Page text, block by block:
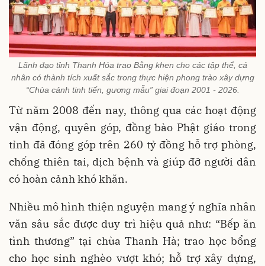
Lãnh đạo tỉnh Thanh Hóa trao Bằng khen cho các tập thể, cá
nhân có thành tích xuất sắc trong thực hiện phong trào xây dựng
“Chùa cảnh tinh tiến, gương mẫu” giai đoạn 2001 - 2026.
Từ năm 2008 đến nay, thông qua các hoạt động
vận động, quyên góp, đồng bào Phật giáo trong
tỉnh đã đóng góp trên 260 tỷ đồng hỗ trợ phòng,
chống thiên tai, dịch bệnh và giúp đỡ người dân
có hoàn cảnh khó khăn.
Nhiều mô hình thiện nguyện mang ý nghĩa nhân
văn sâu sắc được duy trì hiệu quả như: “Bếp ăn
tình thương” tại chùa Thanh Hà; trao học bổng
cho học sinh nghèo vượt khó; hỗ trợ xây dựng,